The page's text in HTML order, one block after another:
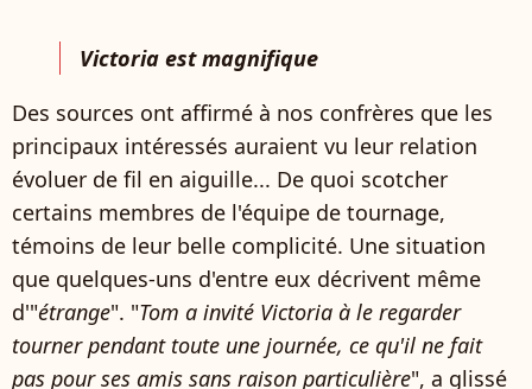
Victoria est magnifique
Des sources ont affirmé à nos confrères que les
principaux intéressés auraient vu leur relation
évoluer de fil en aiguille... De quoi scotcher
certains membres de l'équipe de tournage,
témoins de leur belle complicité. Une situation
que quelques-uns d'entre eux décrivent même
d'"étrange". "Tom a invité Victoria à le regarder
tourner pendant toute une journée, ce qu'il ne fait
pas pour ses amis sans raison particulière", a glissé